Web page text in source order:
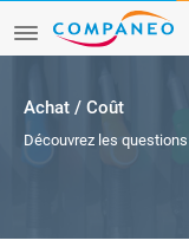
Achat / Coût
Découvrez les